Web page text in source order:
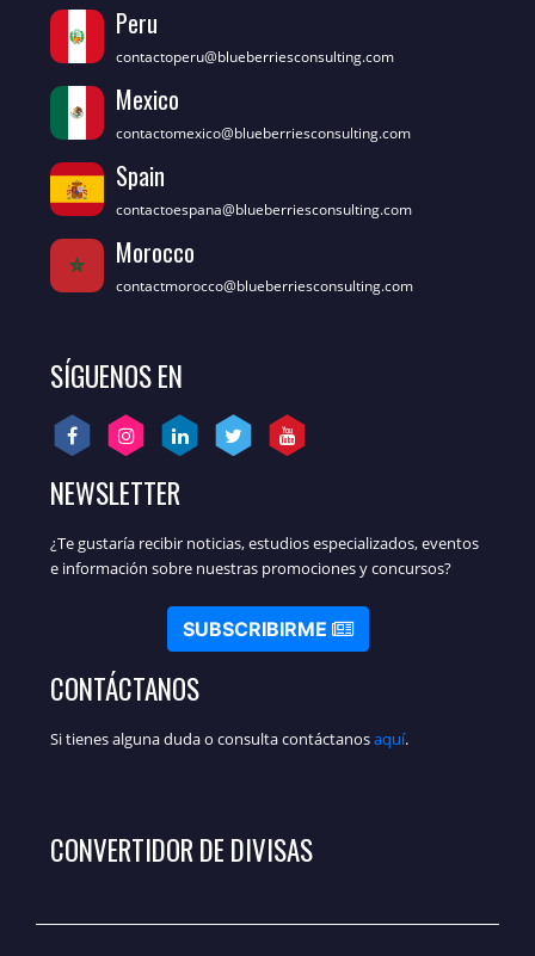
Peru
contactoperu@blueberriesconsulting.com
Mexico
contactomexico@blueberriesconsulting.com
Spain
contactoespana@blueberriesconsulting.com
Morocco
contactmorocco@blueberriesconsulting.com
SÍGUENOS EN
NEWSLETTER
¿Te gustaría recibir noticias, estudios especializados, eventos
e información sobre nuestras promociones y concursos?
SUBSCRIBIRME
CONTÁCTANOS
Si tienes alguna duda o consulta contáctanosaquí.
CONVERTIDOR DE DIVISAS